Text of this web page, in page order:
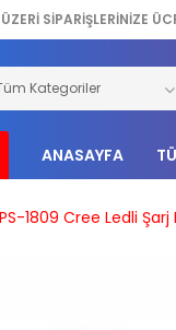
SİPARİŞLERİNİZE
ANASAYFA
1809 Cree Ledli